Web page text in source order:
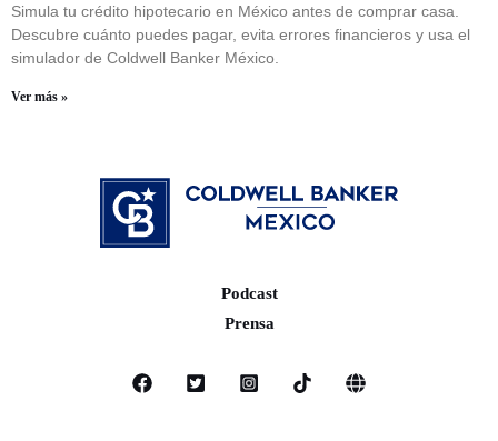
Simula tu crédito hipotecario en México antes de comprar casa.
Descubre cuánto puedes pagar, evita errores financieros y usa el
simulador de Coldwell Banker México.
Ver más »
Podcast
Prensa